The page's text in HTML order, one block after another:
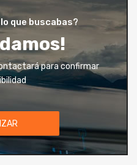
que buscabas?
para confirmar